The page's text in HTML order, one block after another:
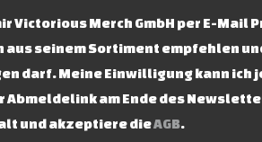
Victorious Merch GmbH per E-Mail
seinem Sortiment empfehlen
darf. Meine Einwilligung kann ich
am Ende des
und akzeptiere dieAGB.